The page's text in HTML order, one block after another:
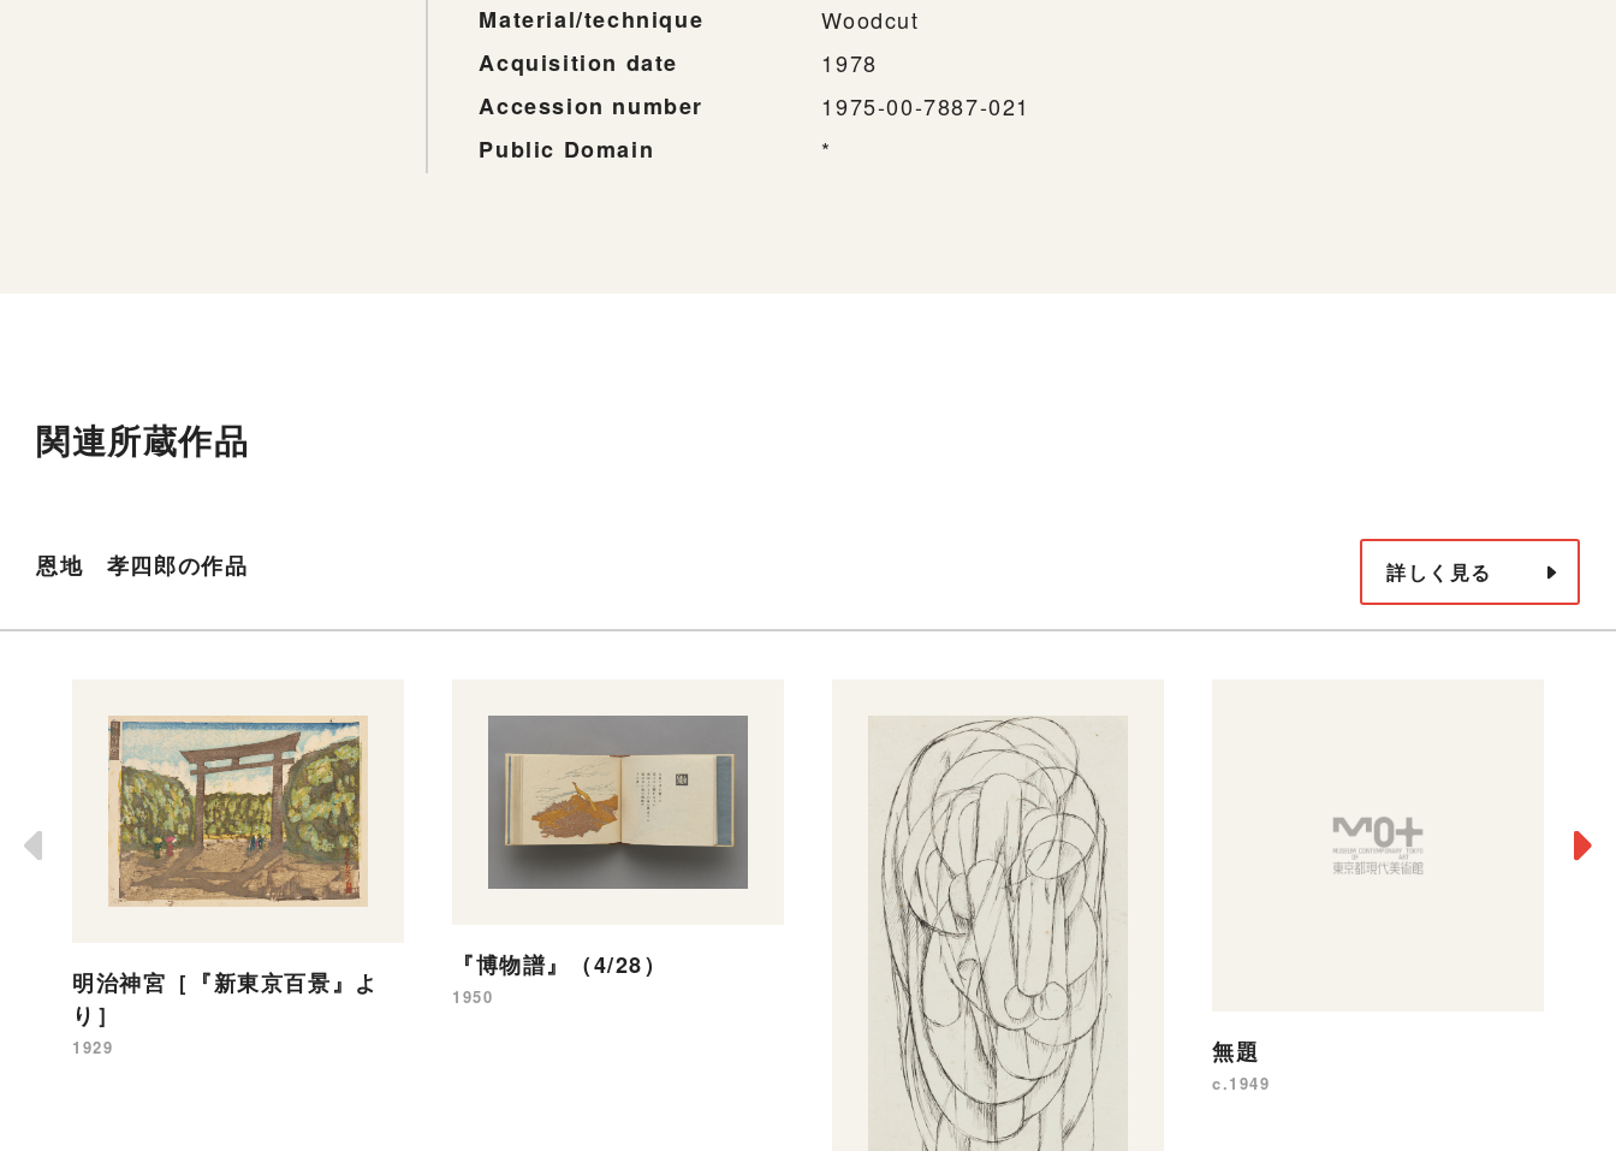
Material/technique
Woodcut
Acquisition date
1978
Accession number
1975-00-7887-021
Public Domain
*
関連所蔵作品
恩地 孝四郎の作品 詳しく見る
明治神宮［『新東京百景』よ
り］
1929
『博物譜』（4/28）
1950
無題
c.1949